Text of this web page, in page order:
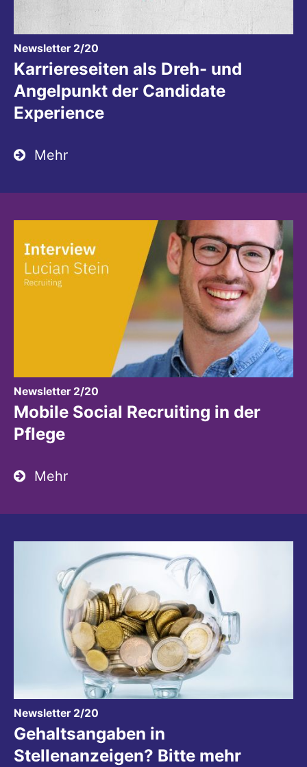
Newsletter 2/20
Karriereseiten als Dreh- und
Angelpunkt der Candidate
Experience
Mehr
Newsletter 2/20
Mobile Social Recruiting in der
Pflege
Mehr
Newsletter 2/20
Gehaltsangaben in
Stellenanzeigen? Bitte mehr